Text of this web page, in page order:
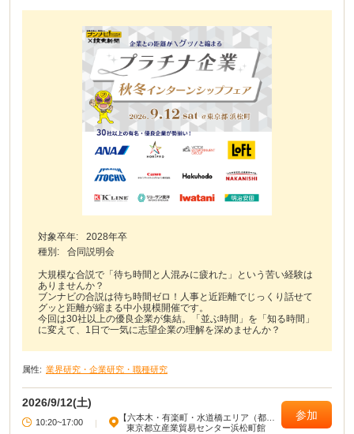
対象卒年:
2028年卒
種別:
合同説明会
大規模な合説で「待ち時間と人混みに疲れた」という苦い経験は
ありませんか？
ブンナビの合説は待ち時間ゼロ！人事と近距離でじっくり話せて
グッと距離が縮まる中小規模開催です。
今回は30社以上の優良企業が集結。「並ぶ時間」を「知る時間」
に変えて、1日で一気に志望企業の理解を深めませんか？
属性: 業界研究・企業研究・職種研究
2026/9/12(土)
10:20~17:00 |
【六本木・有楽町・水道橋エリア（都心
部東部）】
東京都立産業貿易センター浜松町館
参加